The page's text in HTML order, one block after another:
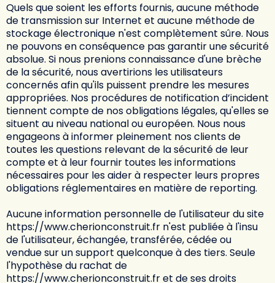
Quels que soient les efforts fournis, aucune méthode
de transmission sur Internet et aucune méthode de
stockage électronique n'est complètement sûre. Nous
ne pouvons en conséquence pas garantir une sécurité
absolue. Si nous prenions connaissance d'une brèche
de la sécurité, nous avertirions les utilisateurs
concernés afin qu'ils puissent prendre les mesures
appropriées. Nos procédures de notification d’incident
tiennent compte de nos obligations légales, qu'elles se
situent au niveau national ou européen. Nous nous
engageons à informer pleinement nos clients de
toutes les questions relevant de la sécurité de leur
compte et à leur fournir toutes les informations
nécessaires pour les aider à respecter leurs propres
obligations réglementaires en matière de reporting.
Aucune information personnelle de l'utilisateur du site
https://www.cherionconstruit.fr n'est publiée à l'insu
de l'utilisateur, échangée, transférée, cédée ou
vendue sur un support quelconque à des tiers. Seule
l'hypothèse du rachat de
https://www.cherionconstruit.fret de ses droits